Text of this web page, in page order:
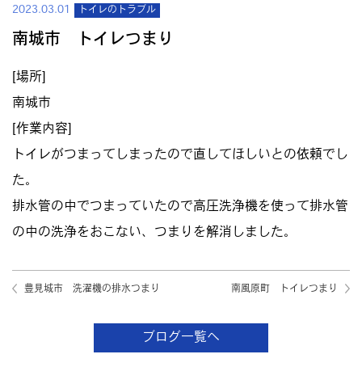
2023.03.01 トイレのトラブル
南城市 トイレつまり
[場所]
南城市
[作業内容]
トイレがつまってしまったので直してほしいとの依頼でし
た。
排水管の中でつまっていたので高圧洗浄機を使って排水管
の中の洗浄をおこない、つまりを解消しました。
豊見城市 洗濯機の排水つまり 南風原町 トイレつまり
ブログ一覧へ